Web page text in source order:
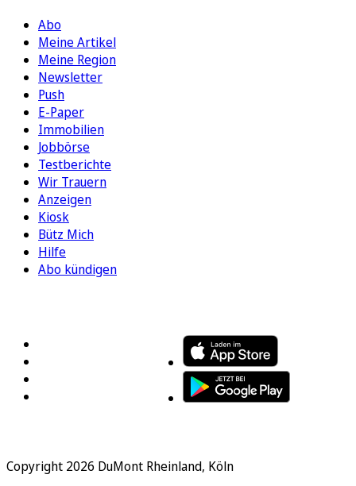
Abo
Meine Artikel
Meine Region
Newsletter
Push
E-Paper
Immobilien
Jobbörse
Testberichte
Wir Trauern
Anzeigen
Kiosk
Bütz Mich
Hilfe
Abo kündigen
Copyright 2026 DuMont Rheinland, Köln